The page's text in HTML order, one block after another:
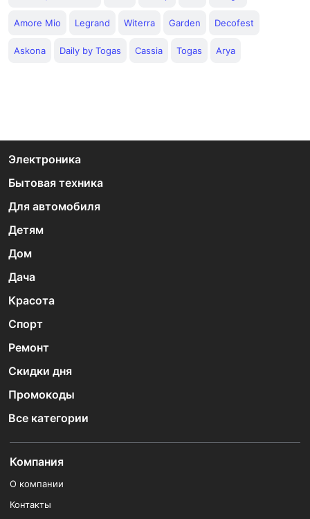
Amore Mio Legrand Witerra Garden Decofest
Askona Daily by Togas Cassia Togas Arya
Электроника
Бытовая техника
Для автомобиля
Детям
Дом
Дача
Красота
Спорт
Ремонт
Скидки дня
Промокоды
Все категории
Компания
О компании
Контакты